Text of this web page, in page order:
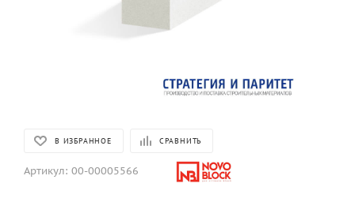
В ИЗБРАННОЕ СРАВНИТЬ
Артикул: 00-00005566